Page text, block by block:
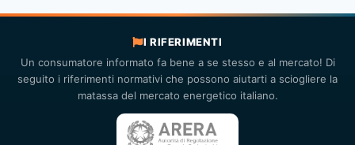
I RIFERIMENTI
Un consumatore informato fa bene a se stesso e al mercato! Di
seguito i riferimenti normativi che possono aiutarti a sciogliere la
matassa del mercato energetico italiano.